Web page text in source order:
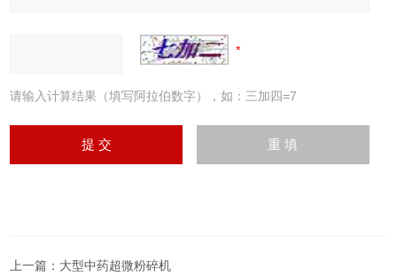
请输入计算结果（填写阿拉伯数字），如：三加四=7
上一篇： 大型中药超微粉碎机